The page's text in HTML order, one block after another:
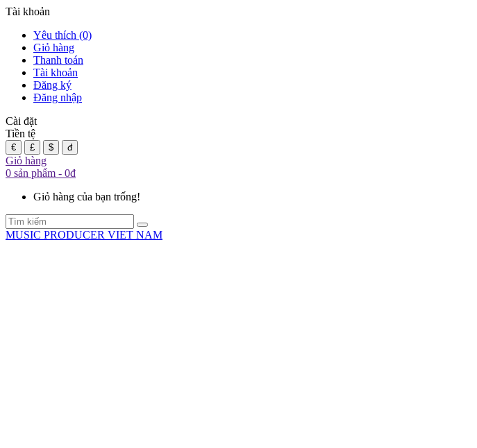
Tài khoản
Yêu thích (0)
Giỏ hàng
Thanh toán
Tài khoản
Đăng ký
Đăng nhập
Cài đặt
Tiền tệ
€ £ $ đ
Giỏ hàng
0 sản phẩm - 0đ
Giỏ hàng của bạn trống!
MUSIC PRODUCER VIET NAM